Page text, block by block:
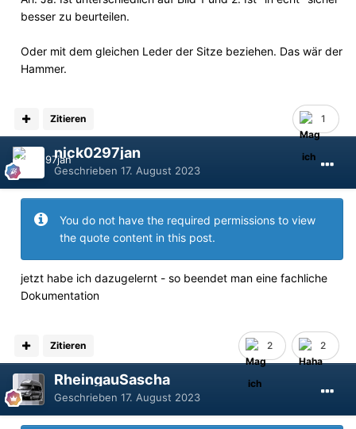
besser zu beurteilen.
Oder mit dem gleichen Leder der Sitze beziehen. Das wär der
Hammer.
1
Zitieren
nick0297jan
Geschrieben 17. August 2023
You do not have the required permissions to view
the quote content in this post.
jetzt habe ich dazugelernt - so beendet man eine fachliche
Dokumentation
2 2
Zitieren
RheingauSascha
Geschrieben 17. August 2023